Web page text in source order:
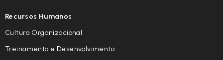
Recursos Humanos
Cultura Organizacional
Treinamento e Desenvolvimento